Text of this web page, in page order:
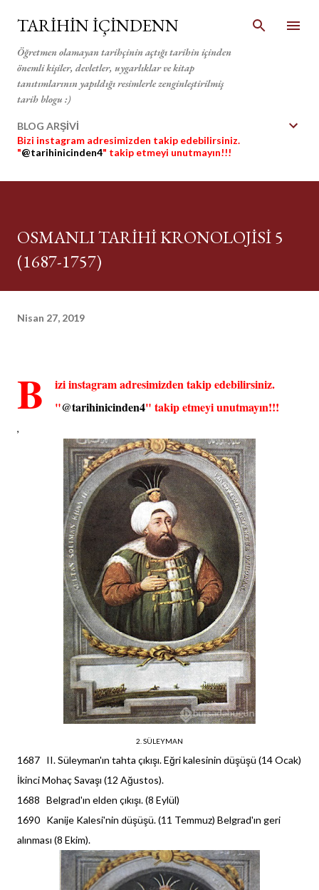
Ana içeriğe atla
TARİHİN İÇİNDENN
Öğretmen olamayan tarihçinin açtığı tarihin içinden
önemli kişiler, devletler, uygarlıklar ve kitap
tanıtımlarının yapıldığı resimlerle zenginleştirilmiş
tarih blogu :)
BLOG ARŞİVİ
Bizi instagram adresimizden takip edebilirsiniz.
"@tarihinicinden4" takip etmeyi unutmayın!!!
OSMANLI TARİHİ KRONOLOJİSİ 5
(1687-1757)
Nisan 27, 2019
B
izi instagram adresimizden takip edebilirsiniz.
"@tarihinicinden4" takip etmeyi unutmayın!!!
,
2. SÜLEYMAN
1687 II. Süleyman'ın tahta çıkışı. Eğri kalesinin düşüşü (14 Ocak)
İkinci Mohaç Savaşı (12 Ağustos).
1688 Belgrad'ın elden çıkışı. (8 Eylül)
1690 Kanije Kalesi'nin düşüşü. (11 Temmuz) Belgrad'ın geri
alınması (8 Ekim).